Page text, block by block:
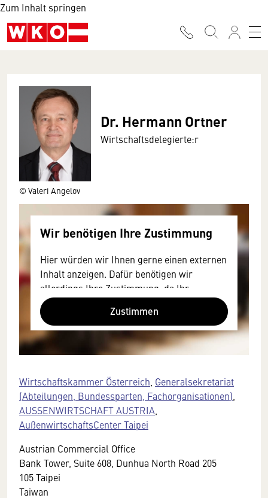
Zum Inhalt springen
© Valeri Angelov
Dr. Hermann Ortner
Wirtschaftsdelegierte:r
Wir benötigen Ihre Zustimmung
Hier würden wir Ihnen gerne einen externen
Inhalt anzeigen. Dafür benötigen wir
allerdings Ihre Zustimmung, da Ihr
Browser personenbezogene technische
Daten zu Geräten und Nutzerverhalten
mitunter mit US-amerikanischen Anbietern
austauscht.
Datenschutzrecht angemessenen
Schutzniveau und insbesondere kann die
US-amerikanische Regierung Zugang zu
diesen Daten erlangen.
Details finden Sie in unserer
Datenschutzerklärung. Sie können diese
Einstellungen jederzeit in den Cookie-
Einstellungen im Footer unserer Webseite
Zustimmen
Wirtschaftskammer Österreich Generalsekretariat
(Abteilungen, Bundessparten, Fachorganisationen)
AUSSENWIRTSCHAFT AUSTRIA
AußenwirtschaftsCenter Taipei
Austrian Commercial Office
Bank Tower, Suite 608, Dunhua North Road 205
105 Taipei
Taiwan